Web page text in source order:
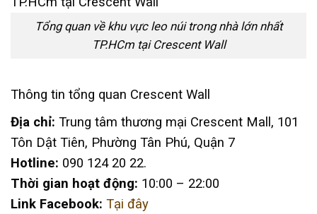
Tổng quan về khu vực leo núi trong nhà lớn nhất
TP.HCm tại Crescent Wall
Thông tin tổng quan Crescent Wall
Địa chỉ: Trung tâm thương mại Crescent Mall, 101
Tôn Dật Tiên, Phường Tân Phú, Quận 7
Hotline: 090 124 20 22.
Thời gian hoạt động: 10:00 – 22:00
Link Facebook: Tại đây